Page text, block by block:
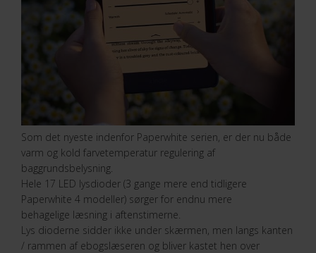
Som det nyeste indenfor Paperwhite serien, er der nu både
varm og kold farvetemperatur regulering af
baggrundsbelysning.
Hele 17 LED lysdioder (3 gange mere end tidligere
Paperwhite 4 modeller) sørger for endnu mere
behagelige læsning i aftenstimerne.
Lys dioderne sidder ikke under skærmen, men langs kanten
/ rammen af ebogslæseren og bliver kastet hen over